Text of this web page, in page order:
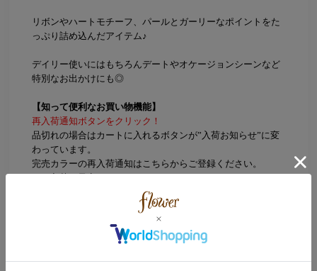
リボンやハートモチーフ、パールとガーリーなポイントをた
っぷり詰め込んだアイテム♪
デイリー使いにはもちろんデートやオケージョンシーンなど
特別なお出かけにも◎
【知って便利なお買い物機能】
再入荷通知ボタンをクリック！
品切れの場合はカートに入れるボタンが”入荷お知らせ”に変
わっています。
完売カラーの再入荷通知はこちらからご登録ください。
気になるアイテムは♡お気に入りへ追加！
無料会員登録をされているユーザーなら